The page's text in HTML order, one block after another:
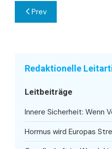
Prev
Redaktionelle
Leitbeiträge
Innere Sicherheit: Wenn
Hormus wird Europas